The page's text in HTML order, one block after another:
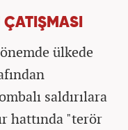
ülkede
saldırılara
hattında "terör